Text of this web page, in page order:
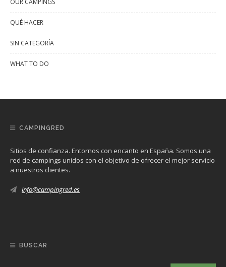
QUÉ HACER
SIN CATEGORÍA
WHAT TO DO
CAMPINGRED
Sitios de confianza. Entornos con encanto en España. Somos una
red de campings unidos con el objetivo de ofrecer el mejor servicio
a nuestros clientes.
info@campingred.es
BUSCAR